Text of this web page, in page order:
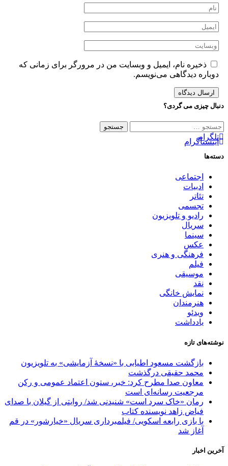
ذخیره نام، ایمیل و وبسایت من در مرورگر برای زمانی که
دوباره دیدگاهی می‌نویسم.
چیزی می گردی؟
تلگرام
اینستاگرام
اجتماعی
ادبیات
تئاتر
تجسمی
رادیو و تلویزیون
سریال
سینما
عکس
فرهنگی و هنری
فیلم
موسیقی
نقد
نمایش خانگی
هنرمندان
ویدئو
یادداشت
تازه
بازگشت مسعود اطیابی با «نسخهٔ آزمایشی» به تلویزیون
محمد حقیقی درگذشت
معاون صدا مطرح کرد: خبر، ستون اعتماد عمومی و رکن
مرجعیت رسانه‌ای است
رمان «خاک سرد است» شنیدنی شد/ روایتی از گیلان با صدای
فیاض زاهد نویسنده کتاب
با بازی رابعه اسکویی/ فیلمبرداری سریال «خیارشور» در قم
آغاز شد
اخبار